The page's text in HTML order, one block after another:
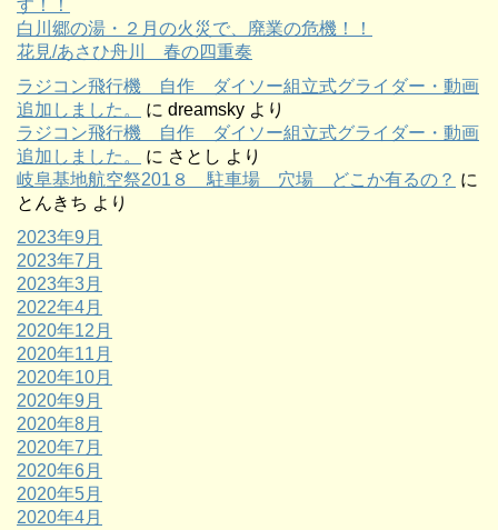
す！！
白川郷の湯・２月の火災で、廃業の危機！！
花見/あさひ舟川 春の四重奏
ラジコン飛行機 自作 ダイソー組立式グライダー・動画
追加しました。
に dreamsky より
ラジコン飛行機 自作 ダイソー組立式グライダー・動画
追加しました。
に さとし より
岐阜基地航空祭201８ 駐車場 穴場 どこか有るの？ に
とんきち より
2023年9月
2023年7月
2023年3月
2022年4月
2020年12月
2020年11月
2020年10月
2020年9月
2020年8月
2020年7月
2020年6月
2020年5月
2020年4月